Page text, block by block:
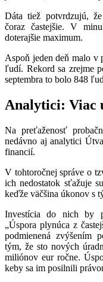
Dáta tiež potvrdzujú,
čoraz častejšie. V
doterajšie maximum.
Aspoň jeden deň malo v
ľudí. Rekord sa zrejme
septembra to bolo 848
Analytici: Viac
Na preťaženosť
nedávno aj analytici
financií.
V tohtoročnej správe o
ich nedostatok sťažuje
keďže väčšina úkonov s
Investícia do nich by
„Úspora plynúca z
podmienená zvýšením
tým, že sto nových
miliónov eur ročne.
keby sa im posilnili